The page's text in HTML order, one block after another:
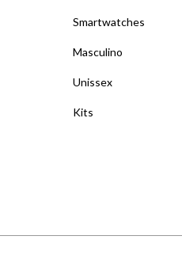
Smartwatches
Masculino
Unissex
Kits